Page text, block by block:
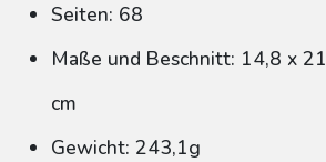
Seiten: 68
Maße und Beschnitt: 14,8 x 21
cm
Gewicht: 243,1g